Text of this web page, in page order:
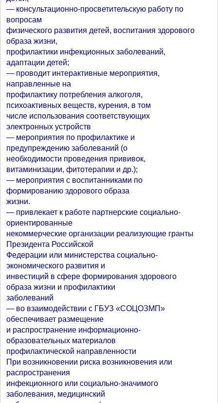
— консультационно-просветительскую работу по
вопросам
физического развития детей, воспитания здорового
образа жизни,
профилактики инфекционных заболеваний,
адаптации детей;
— проводит интерактивные мероприятия,
направленные на
профилактику потребления алкоголя,
психоактивных веществ, курения, в том
числе использования соответствующих
электронных устройств
— мероприятия по профилактике и
предупреждению заболеваний (о
необходимости проведения прививок,
витаминизации, фитотерапии и др.);
— мероприятия с воспитанниками по
формированию здорового образа
жизни.
— привлекает к работе партнерские социально-
ориентированные
некоммерческие организации реализующие гранты
Президента Российской
Федерации или министерства социально-
экономического развития и
инвестиций в сфере формирования здорового
образа жизни и профилактики
заболеваний
— во взаимодействии с ГБУЗ «СОЦОЗМП»
обеспечивает размещение
и распространение информационно-
образовательных материалов
профилактической направленности
При возникновении риска возникновения или
распространения
инфекционного или социально-значимого
заболевания, медицинский